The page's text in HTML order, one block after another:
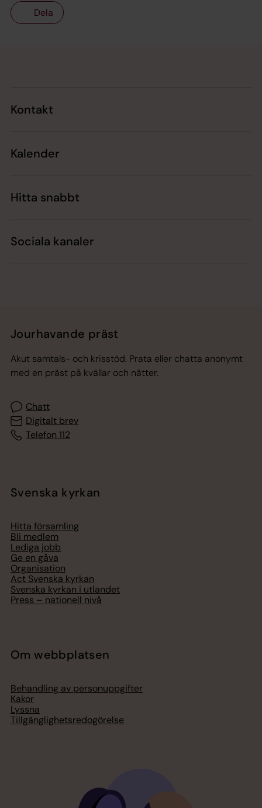
Dela
Kontakt
Kalender
Hitta snabbt
Sociala kanaler
Jourhavande präst
Akut samtals- och krisstöd. Prata eller chatta anonymt
med en präst på kvällar och nätter.
Chatt
Digitalt brev
Telefon 112
Svenska kyrkan
Hitta församling
Bli medlem
Lediga jobb
Ge en gåva
Organisation
Act Svenska kyrkan
Svenska kyrkan i utlandet
Press – nationell nivå
Om webbplatsen
Behandling av personuppgifter
Kakor
Lyssna
Tillgänglighetsredogörelse